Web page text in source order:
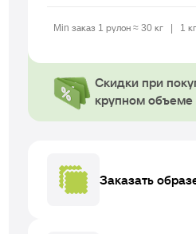
Min заказ 1 рулон ≈ 30 кг 1
Скидки при
крупном объеме
Заказать